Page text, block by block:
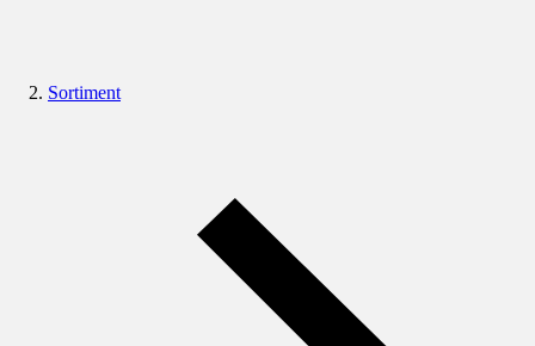
Sortiment